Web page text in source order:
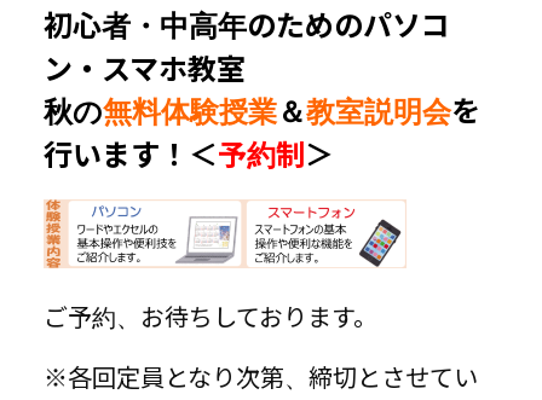
初心者・中高年のためのパソコ
ン・スマホ教室
秋の無料体験授業＆教室説明会を
行います！＜予約制 ＞
ご予約、お待ちしております。
※各回定員となり次第、締切とさせてい